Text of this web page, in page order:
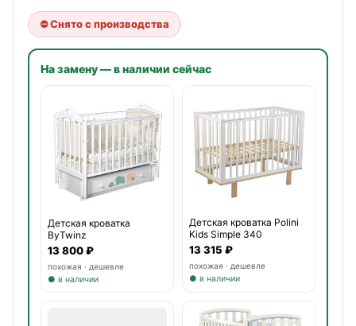
⛔ Снято с производства
На замену — в наличии сейчас
Детская кроватка
ByTwinz
&quot;Мэри&quot; би
13 800 ₽
похожая · дешевле
● в наличии
Детская кроватка Polini
Kids Simple 340
13 315 ₽
похожая · дешевле
● в наличии